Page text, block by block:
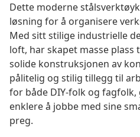
Dette moderne
løsning for å organisere
Med sitt stilige industrielle
loft, har skapet masse plass
solide konstruksjonen av
pålitelig og stilig tillegg til
for både DIY-folk og
enklere å jobbe med sine
preg.